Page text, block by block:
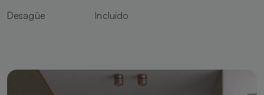
Desagüe Incluido